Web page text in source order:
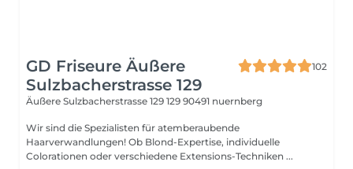
GD Friseure Äußere
Sulzbacherstrasse 129
102
Äußere Sulzbacherstrasse 129 129 90491 nuernberg
Wir sind die Spezialisten für atemberaubende
Haarverwandlungen! Ob Blond-Expertise, individuelle
Colorationen oder verschiedene Extensions-Techniken ...